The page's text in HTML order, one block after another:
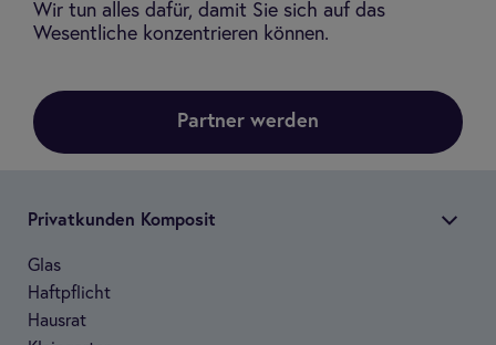
Wir tun alles dafür, damit Sie sich auf das
Wesentliche konzentrieren können.
Partner werden
Pri­vat­kun­den Kom­po­sit
Glas
Haft­pflicht
Haus­rat